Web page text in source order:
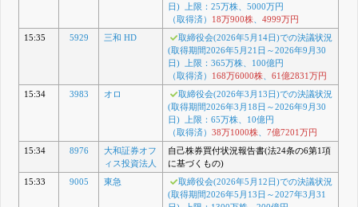
日) 上限：25万株、5000万円
（取得済）
18万900株、 4999万円
15:35
5929 三和 HD
取締役会(2026年5月14日)での決議状況
(取得期間2026年5月21日～2026年9月30
日) 上限：365万株、100億円
（取得済）
168万6000株、 61億2831万円
15:34
3983 オロ
取締役会(2026年3月13日)での決議状況
(取得期間2026年3月18日～2026年9月30
日) 上限：65万株、10億円
（取得済） 38万1000株、 7億7201万円
15:34
8976
大和証券オフ
ィス投資法人
自己株券買付状況報告書(法24条の6第1項
に基づくもの)
15:33
9005 東急
取締役会(2026年5月12日)での決議状況
(取得期間2026年5月13日～2027年3月31